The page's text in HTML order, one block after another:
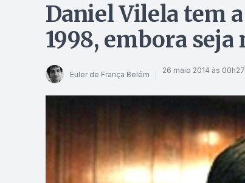
Daniel Vilela tem
1998, embora
Euler de França Belém 26 maio 2014 às 00h27